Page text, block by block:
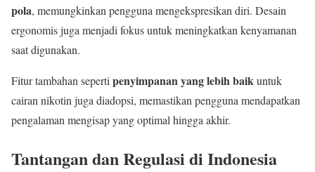
pola, memungkinkan pengguna mengekspresikan diri. Desain
ergonomis juga menjadi fokus untuk meningkatkan kenyamanan
saat digunakan.
Fitur tambahan sepertipenyimpanan yang lebih baikuntuk
cairan nikotin juga diadopsi, memastikan pengguna mendapatkan
pengalaman mengisap yang optimal hingga akhir.
Tantangan dan Regulasi di Indonesia